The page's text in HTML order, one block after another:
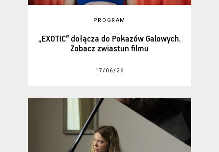
PROGRAM
„EXOTIC” dołącza do Pokazów Galowych.
Zobacz zwiastun filmu
17/06/26